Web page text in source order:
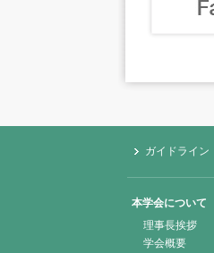
ガイドライン
本学会について
理事長挨拶
学会概要